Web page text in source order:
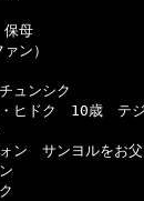
母
ン）
ンシク
ク　10歳　テジ
サンヨルをお父